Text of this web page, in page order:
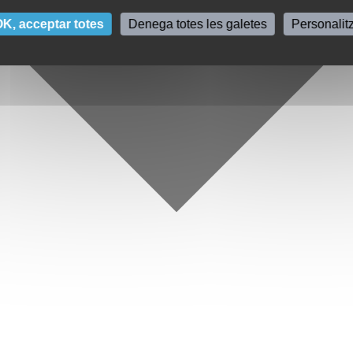
acceptar totes Denega totes les galetes